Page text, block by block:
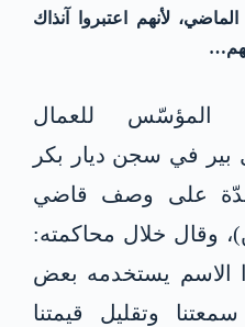
لأنهم اعتبروا آنذاك
المؤسّس للعمال
بير في سجن ديار بكر
بشدّة على وصف قاضي
وقال خلال محاكمته:
الاسم يستخدمه بعض
وتقليل قيمتنا